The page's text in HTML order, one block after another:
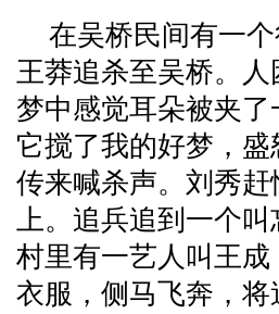
在吴桥民间有一
王莽追杀至吴桥。
梦中感觉耳朵被夹
它搅了我的好梦，
传来喊杀声。刘秀
上。追兵追到一个
村里有一艺人叫王
衣服，侧马飞奔，